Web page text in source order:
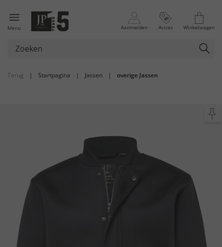
Menu Aanmelden Acties Winkelwagen
Terug | Startpagina | Jassen | overige Jassen